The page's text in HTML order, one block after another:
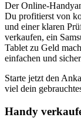
Der Online-
Du profitierst von
und einer klaren
verkaufen, ein
Tablet zu Geld
einfachen und
Starte jetzt den
viel dein
Handy